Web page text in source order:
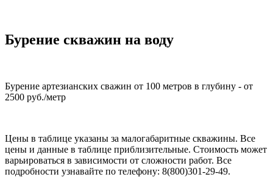
Бурение скважин на воду
Бурение артезианских сважин от 100 метров в глубину - от
2500 руб./метр
Цены в таблице указаны за малогабаритные скважины. Все
цены и данные в таблице приблизительные. Стоимость может
варьироваться в зависимости от сложности работ. Все
подробности узнавайте по телефону: 8(800)301-29-49.